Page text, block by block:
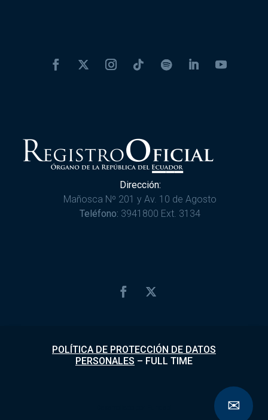
Dirección:
Mañosca Nº 201 y Av. 10 de Agosto
Teléfono: 3941800 Ext. 3134
POLÍTICA DE PROTECCIÓN DE DATOS
PERSONALES – FULL TIME
✉